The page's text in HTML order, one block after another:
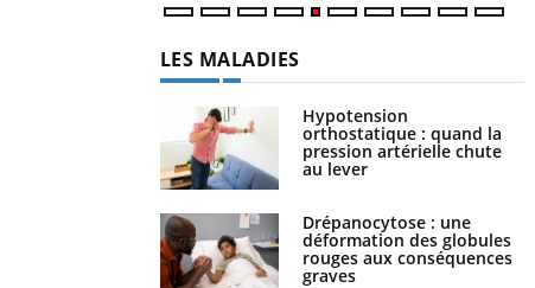
LES MALADIES
Hypotension
orthostatique : quand la
pression artérielle chute
au lever
Drépanocytose : une
déformation des globules
rouges aux conséquences
graves